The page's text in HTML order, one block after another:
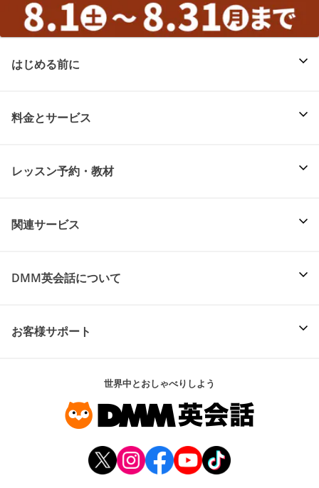
はじめる前に
料金とサービス
レッスン予約・教材
関連サービス
DMM英会話について
お客様サポート
世界中とおしゃべりしよう